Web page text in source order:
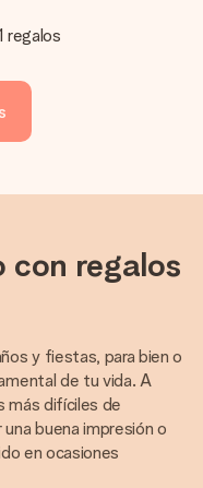
regalos
con regalos
y fiestas, para bien o
de tu vida. A
más difíciles de
buena impresión o
en ocasiones